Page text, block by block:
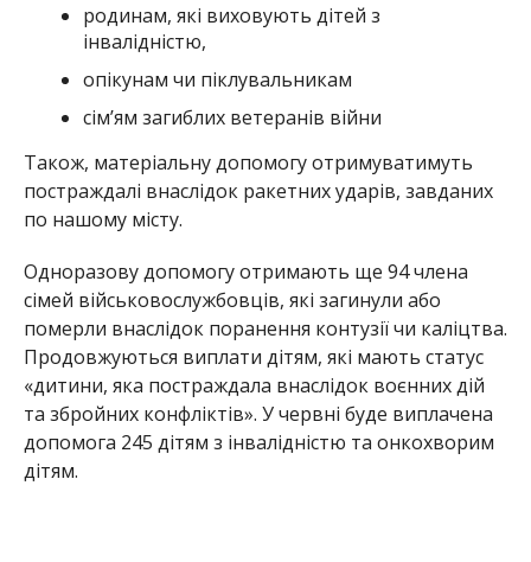
родинам, які виховують дітей з
інвалідністю,
опікунам чи піклувальникам
сім’ям загиблих ветеранів війни
Також, матеріальну допомогу отримуватимуть
постраждалі внаслідок ракетних ударів, завданих
по нашому місту.
Одноразову допомогу отримають ще 94 члена
сімей військовослужбовців, які загинули або
померли внаслідок поранення контузії чи каліцтва.
Продовжуються виплати дітям, які мають статус
«дитини, яка постраждала внаслідок воєнних дій
та збройних конфліктів». У червні буде виплачена
допомога 245 дітям з інвалідністю та онкохворим
дітям.